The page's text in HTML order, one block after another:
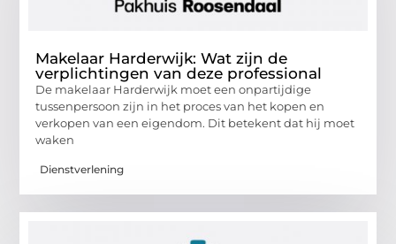
Makelaar Harderwijk: Wat zijn de
verplichtingen van deze professional
De makelaar Harderwijk moet een onpartijdige
tussenpersoon zijn in het proces van het kopen en
verkopen van een eigendom. Dit betekent dat hij moet
waken
Dienstverlening